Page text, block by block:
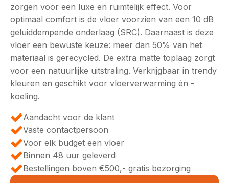
€52,95.
€48,95.
zorgen voor een luxe en ruimtelijk effect. Voor
optimaal comfort is de vloer voorzien van een 10 dB
geluiddempende onderlaag (SRC). Daarnaast is deze
vloer een bewuste keuze: meer dan 50% van het
materiaal is gerecycled. De extra matte toplaag zorgt
voor een natuurlijke uitstraling. Verkrijgbaar in trendy
kleuren en geschikt voor vloerverwarming én -
koeling.
Aandacht voor de klant
Vaste contactpersoon
Voor elk budget een vloer
Binnen 48 uur geleverd
Bestellingen boven €500,- gratis bezorging